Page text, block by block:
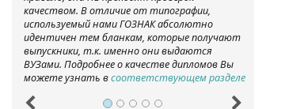
качеством. В отличие от типографии,
используемый нами ГОЗНАК абсолютно
идентичен тем бланкам, которые получают
выпускники, т.к. именно они выдаются
ВУЗами. Подробнее о качестве дипломов Вы
можете узнать всоответствующем разделе